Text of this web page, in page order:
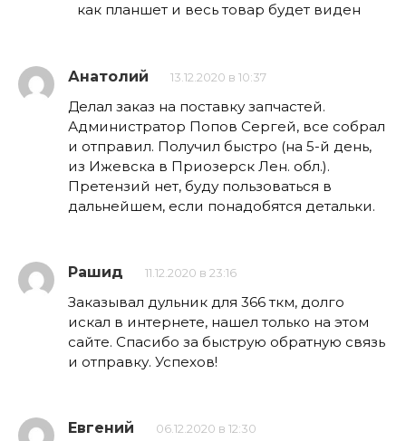
как планшет и весь товар будет виден
Анатолий 13.12.2020 в 10:37
Делал заказ на поставку запчастей.
Администратор Попов Сергей, все собрал
и отправил. Получил быстро (на 5-й день,
из Ижевска в Приозерск Лен. обл.).
Претензий нет, буду пользоваться в
дальнейшем, если понадобятся детальки.
Рашид 11.12.2020 в 23:16
Заказывал дульник для 366 ткм, долго
искал в интернете, нашел только на этом
сайте. Спасибо за быструю обратную связь
и отправку. Успехов!
Евгений 06.12.2020 в 12:30